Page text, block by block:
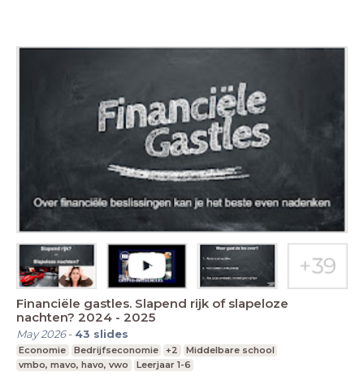
Financiële gastles. Slapend rijk of slapeloze
nachten? 2024 - 2025
May 2026- 43 slides
Economie Bedrijfseconomie +2
Middelbare school
vmbo, mavo, havo, vwo
Leerjaar 1-6